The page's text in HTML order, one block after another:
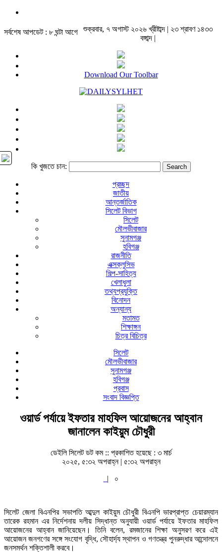
সর্বশেষ আপডেট : ৮ ঘন্টা আগে
শুক্রবার, ৭ অগাস্ট ২০২৬ খ্রীষ্টাব্দ | ২৩ শ্রাবণ ১৪৩৩
বঙ্গাব্দ |
Download Our Toolbar
কি খুজতে চান:
প্রচ্ছদ
জাতীয়
আন্তর্জাতিক
সিলেট বিভাগ
সিলেট
মৌলভীবাজার
সুনামগঞ্জ
হবিগঞ্জ
রাজনীতি
এক্সক্লুসিভ
শিল্প-সাহিত্য
খেলাধুলা
তথ্যপ্রযুক্তি
বিনোদন
অন্যান্য
মতামত
শিক্ষাঙ্গন
চিত্র বিচিত্র
সিলেট
মৌলভীবাজার
সুনামগঞ্জ
হবিগঞ্জ
প্রবাস
সংবাদ বিজ্ঞপ্তি
ওয়ার্ড পর্যায়ে ইফতার মাহফিল আয়োজনের আহ্বান
জানালেন কাইয়ুম চৌধুরী
ডেইলি সিলেট ডট কম :: প্রকাশিত হয়েছে : ৩ মার্চ
২০২৫, ৫:৩২ অপরাহ্ন | ৫:৩২ অপরাহ্ন
|
০
সিলেট জেলা বিএনপির সভাপতি আব্দুল কাইয়ুম চৌধুরী বিএনপি ভারপ্রাপ্ত চেয়ারম্যান
তারেক রহমান এর নির্দেশনায় দলীয় সিদ্ধান্ত অনুযায়ী ওয়ার্ড পর্যায়ে ইফতার মাহফিল
আয়োজনের আহ্বান জানিয়েছেন। তিনি বলেন, রমজানের শিক্ষা অনুসরণ করে এই
আয়োজন জনগণের সঙ্গে সংযোগ বৃদ্ধি, সৌহার্দ্য স্থাপন ও গণতন্ত্র পুনরুদ্ধার আন্দোলনে
জনসমর্থন শক্তিশালী করবে।